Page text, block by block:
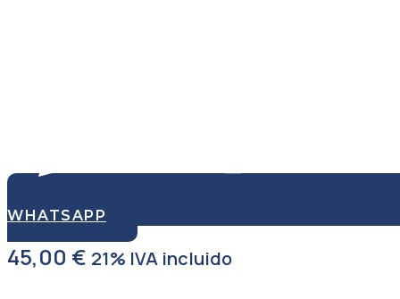
WHATSAPP
45,00 € 21% IVA incluido